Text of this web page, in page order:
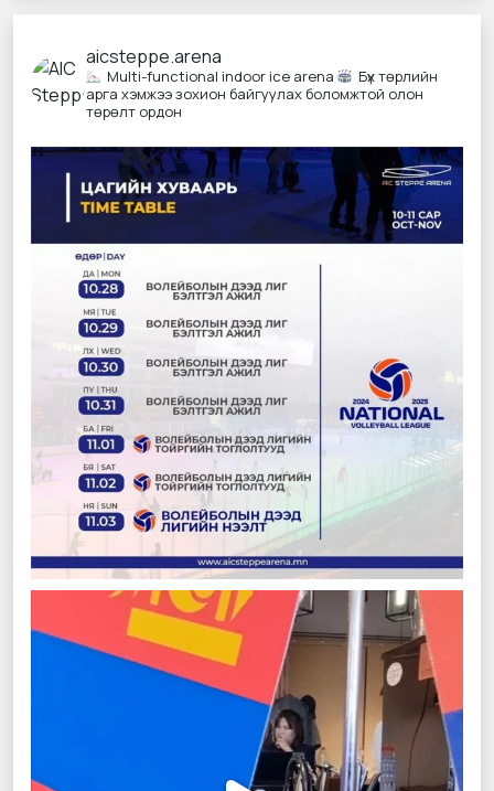
aicsteppe.arena
Multi-functional indoor ice arena
Бүх төрлийн
арга хэмжээ зохион байгуулах боломжтой олон
төрөлт ордон